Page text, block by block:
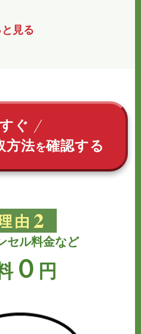
と見る
ぐ
方法を確認する
セル料金など
０ 円